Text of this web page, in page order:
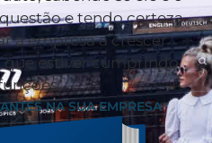
e tendo certeza
a empresa a crescer
estiver cumprindo
NA SUA EMPRESA